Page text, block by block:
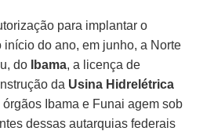
para implantar o
início do ano, em junho, a Norte
do
Ibama, a licença de
da Usina Hidrelétrica
órgãos Ibama e Funai agem sob
dessas autarquias federais